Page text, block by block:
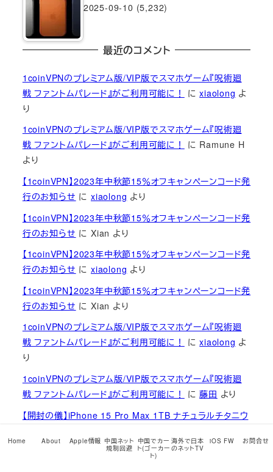
2025-09-10 (5,232)
最近のコメント
1coinVPNのプレミアム版/VIP版でスマホゲーム『呪術廻
戦 ファントムパレード』がご利用可能に！
にxiaolong よ
り
1coinVPNのプレミアム版/VIP版でスマホゲーム『呪術廻
戦 ファントムパレード』がご利用可能に！
に Ramune H
より
【1coinVPN】2023年中秋節15％オフキャンペーンコード発
行のお知らせ にxiaolong より
【1coinVPN】2023年中秋節15％オフキャンペーンコード発
行のお知らせ にXian より
【1coinVPN】2023年中秋節15％オフキャンペーンコード発
行のお知らせ にxiaolong より
【1coinVPN】2023年中秋節15％オフキャンペーンコード発
行のお知らせ にXian より
1coinVPNのプレミアム版/VIP版でスマホゲーム『呪術廻
戦 ファントムパレード』がご利用可能に！
にxiaolong よ
り
1coinVPNのプレミアム版/VIP版でスマホゲーム『呪術廻
戦 ファントムパレード』がご利用可能に！
に藤田 より
【開封の儀】iPhone 15 Pro Max 1TB ナチュラルチタニウ
して火を入れてみましたに xiaolongより
Home About Apple情報 中国ネット
規制回避
中国でカー
ト(ゴーカー
ト)
海外で日本
のネットTV
iOS FW お問合せ